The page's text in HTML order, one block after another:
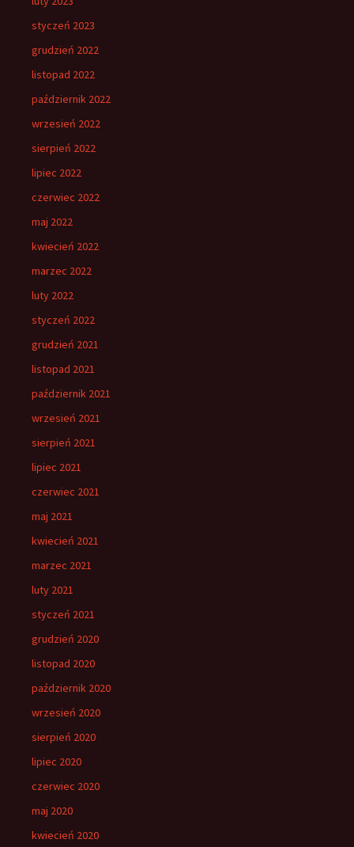
styczeń 2023
grudzień 2022
listopad 2022
październik 2022
wrzesień 2022
sierpień 2022
lipiec 2022
czerwiec 2022
maj 2022
kwiecień 2022
marzec 2022
luty 2022
styczeń 2022
grudzień 2021
listopad 2021
październik 2021
wrzesień 2021
sierpień 2021
lipiec 2021
czerwiec 2021
maj 2021
kwiecień 2021
marzec 2021
luty 2021
styczeń 2021
grudzień 2020
listopad 2020
październik 2020
wrzesień 2020
sierpień 2020
lipiec 2020
czerwiec 2020
maj 2020
kwiecień 2020